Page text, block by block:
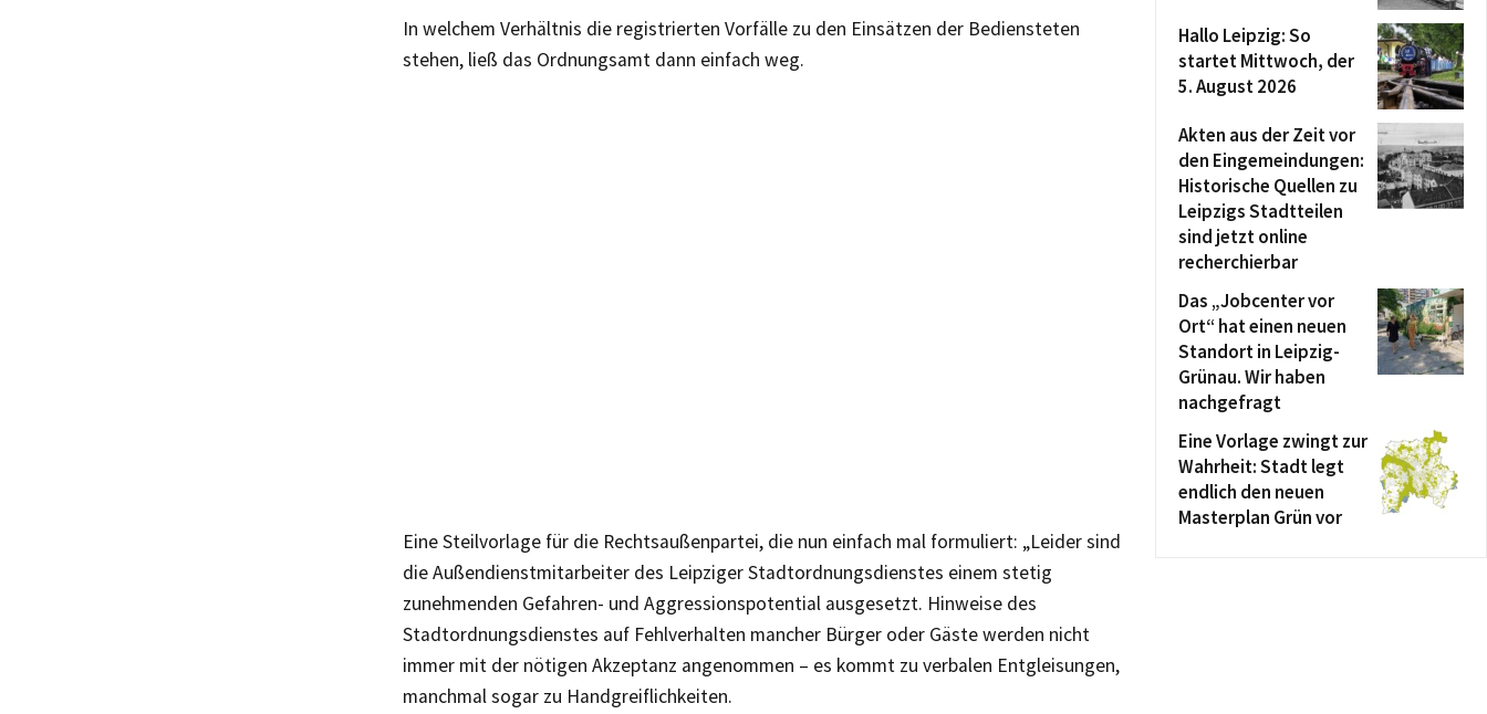
In welchem Verhältnis die registrierten Vorfälle zu den Einsätzen der Bediensteten
stehen, ließ das Ordnungsamt dann einfach weg.
Eine Steilvorlage für die Rechtsaußenpartei, die nun einfach mal formuliert: „Leider sind
die Außendienstmitarbeiter des Leipziger Stadtordnungsdienstes einem stetig
zunehmenden Gefahren- und Aggressionspotential ausgesetzt. Hinweise des
Stadtordnungsdienstes auf Fehlverhalten mancher Bürger oder Gäste werden nicht
immer mit der nötigen Akzeptanz angenommen – es kommt zu verbalen Entgleisungen,
manchmal sogar zu Handgreiflichkeiten.
Hallo Leipzig: So
startet Mittwoch, der
5. August 2026
Akten aus der Zeit vor
den Eingemeindungen:
Historische Quellen zu
Leipzigs Stadtteilen
sind jetzt online
recherchierbar
Das „Jobcenter vor
Ort“ hat einen neuen
Standort in Leipzig-
Grünau. Wir haben
nachgefragt
Eine Vorlage zwingt zur
Wahrheit: Stadt legt
endlich den neuen
Masterplan Grün vor